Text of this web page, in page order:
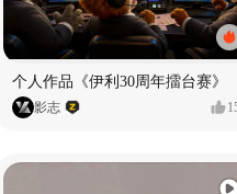
个人作品《伊利30周年擂台赛》
影志